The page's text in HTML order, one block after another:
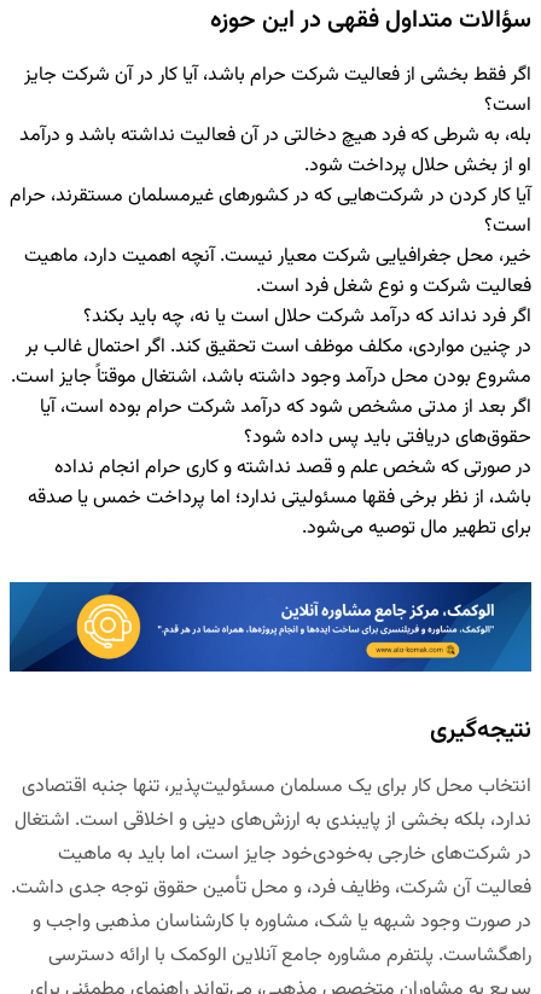
سؤالات متداول فقهی در این حوزه
اگر فقط بخشی از فعالیت شرکت حرام باشد، آیا کار در آن شرکت جایز
است؟
بله، به شرطی که فرد هیچ دخالتی در آن فعالیت نداشته باشد و درآمد
او از بخش حلال پرداخت شود.
آیا کار کردن در شرکت‌هایی که در کشورهای غیرمسلمان مستقرند، حرام
است؟
خیر، محل جغرافیایی شرکت معیار نیست. آنچه اهمیت دارد، ماهیت
فعالیت شرکت و نوع شغل فرد است.
اگر فرد نداند که درآمد شرکت حلال است یا نه، چه باید بکند؟
در چنین مواردی، مکلف موظف است تحقیق کند. اگر احتمال غالب بر
مشروع بودن محل درآمد وجود داشته باشد، اشتغال موقتاً جایز است.
اگر بعد از مدتی مشخص شود که درآمد شرکت حرام بوده است، آیا
حقوق‌های دریافتی باید پس داده شود؟
در صورتی که شخص علم و قصد نداشته و کاری حرام انجام نداده
باشد، از نظر برخی فقها مسئولیتی ندارد؛ اما پرداخت خمس یا صدقه
برای تطهیر مال توصیه می‌شود.
نتیجه‌گیری
انتخاب محل کار برای یک مسلمان مسئولیت‌پذیر، تنها جنبه اقتصادی
ندارد، بلکه بخشی از پایبندی به ارزش‌های دینی و اخلاقی است. اشتغال
در شرکت‌های خارجی به‌خودی‌خود جایز است، اما باید به ماهیت
فعالیت آن شرکت، وظایف فرد، و محل تأمین حقوق توجه جدی داشت.
در صورت وجود شبهه یا شک، مشاوره با کارشناسان مذهبی واجب و
راهگشاست. پلتفرم مشاوره جامع آنلاین الوکمک با ارائه دسترسی